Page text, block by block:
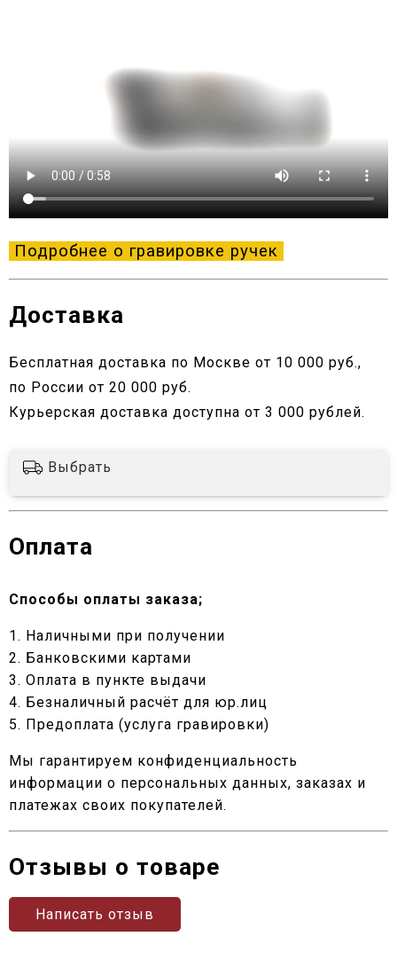
Подробнее о гравировке ручек
Доставка
Бесплатная доставка по Москве от 10 000 руб.,
по России от 20 000 руб.
Курьерская доставка доступна от 3 000 рублей.
Выбрать
Оплата
Способы оплаты заказа;
1. Наличными при получении
2. Банковскими картами
3. Оплата в пункте выдачи
4. Безналичный расчёт для юр.лиц
5. Предоплата (услуга гравировки)
Мы гарантируем конфиденциальность
информации о персональных данных, заказах и
платежах своих покупателей.
Отзывы о товаре
Написать отзыв